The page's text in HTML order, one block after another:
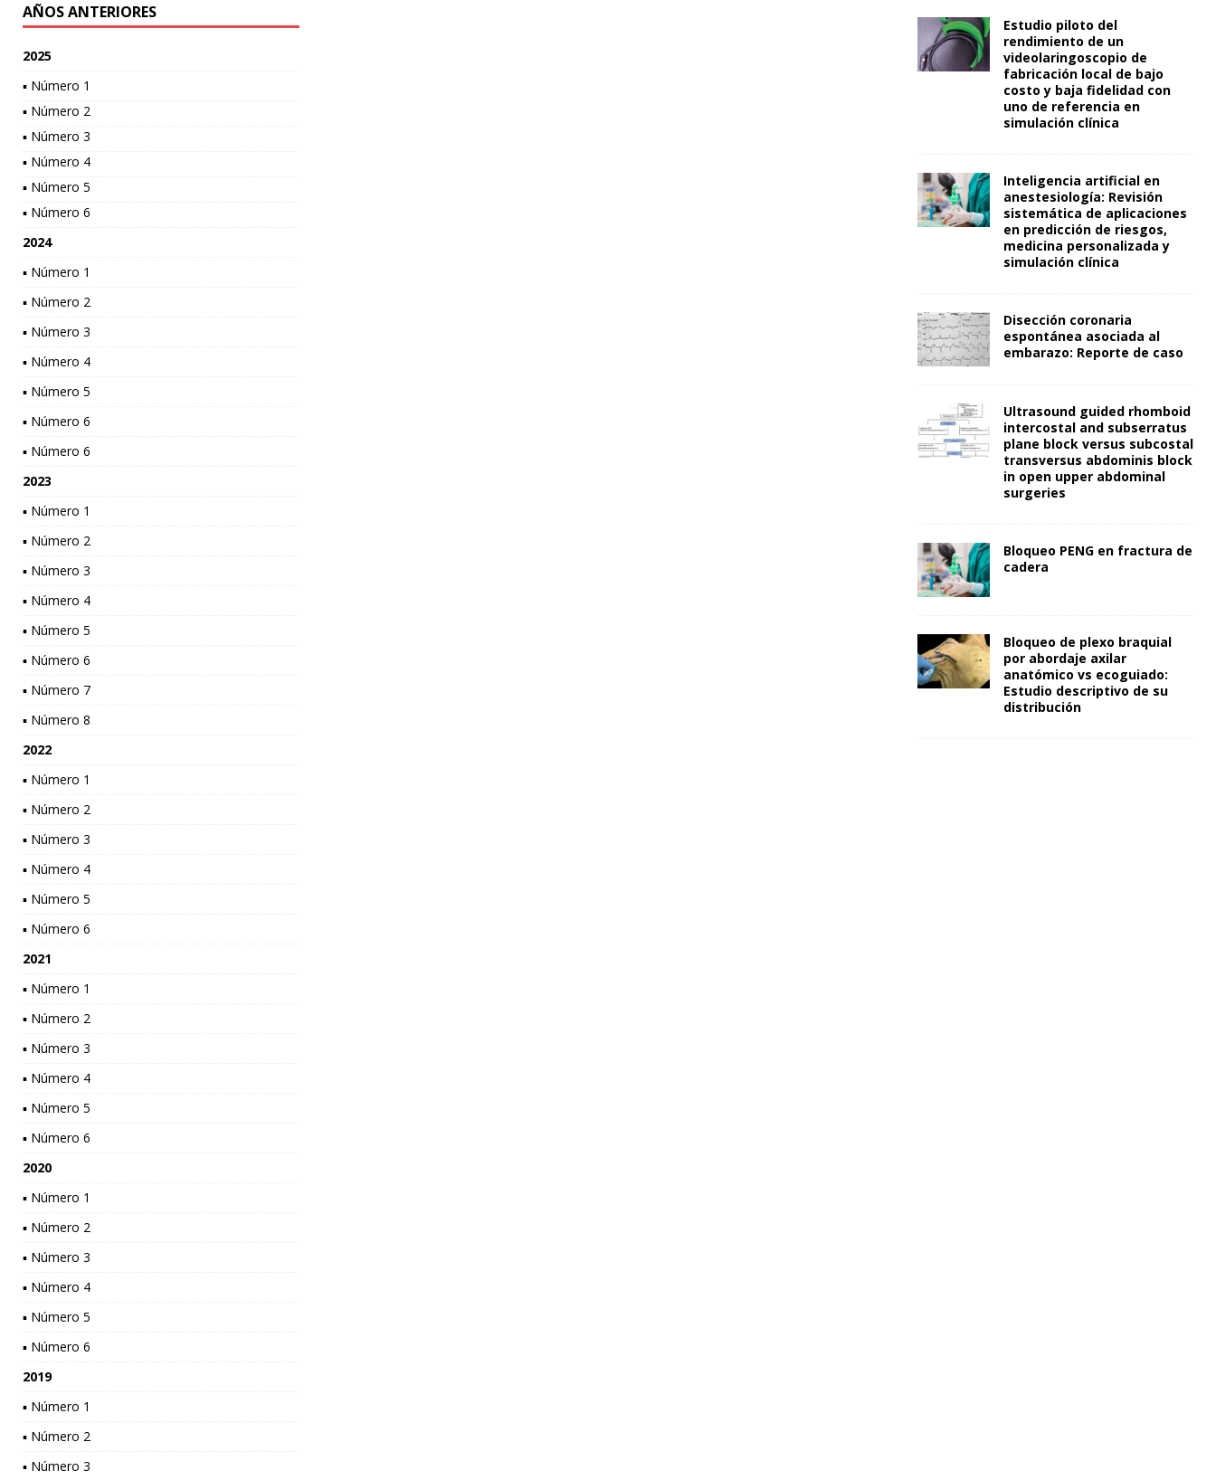
AÑOS ANTERIORES
2025
▪ Número 1
▪ Número 2
▪ Número 3
▪ Número 4
▪ Número 5
▪ Número 6
2024
▪ Número 1
▪ Número 2
▪ Número 3
▪ Número 4
▪ Número 5
▪ Número 6
▪ Número 6
2023
▪ Número 1
▪ Número 2
▪ Número 3
▪ Número 4
▪ Número 5
▪ Número 6
▪ Número 7
▪ Número 8
2022
▪ Número 1
▪ Número 2
▪ Número 3
▪ Número 4
▪ Número 5
▪ Número 6
2021
▪ Número 1
▪ Número 2
▪ Número 3
▪ Número 4
▪ Número 5
▪ Número 6
2020
▪ Número 1
▪ Número 2
▪ Número 3
▪ Número 4
▪ Número 5
▪ Número 6
2019
▪ Número 1
▪ Número 2
▪ Número 3
Estudio piloto del
rendimiento de un
videolaringoscopio de
fabricación local de bajo
costo y baja fidelidad con
uno de referencia en
simulación clínica
Inteligencia artificial en
anestesiología: Revisión
sistemática de aplicaciones
en predicción de riesgos,
medicina personalizada y
simulación clínica
Disección coronaria
espontánea asociada al
embarazo: Reporte de caso
Ultrasound guided rhomboid
intercostal and subserratus
plane block versus subcostal
transversus abdominis block
in open upper abdominal
surgeries
Bloqueo PENG en fractura de
cadera
Bloqueo de plexo braquial
por abordaje axilar
anatómico vs ecoguiado:
Estudio descriptivo de su
distribución